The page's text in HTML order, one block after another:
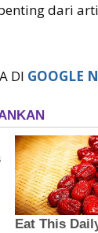
dari
DI GOOGLE